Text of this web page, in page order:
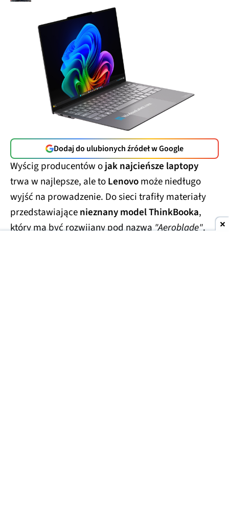
Dodaj do ulubionych źródeł w Google
Wyścig producentów ojak najcieńsze laptopy
trwa w najlepsze, ale toLenovomoże niedługo
wyjść na prowadzenie. Do sieci trafiły materiały
przedstawiającenieznany model ThinkBooka,
który ma być rozwijany pod nazwą"Aeroblade".